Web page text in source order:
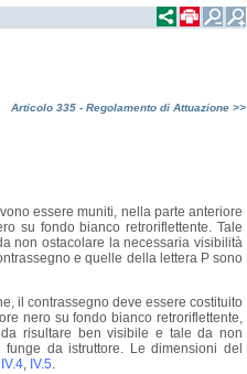
Articolo 335 - Regolamento di Attuazione >>
essere muniti, nella parte anteriore
su fondo bianco retroriflettente. Tale
non ostacolare la necessaria visibilità
e quelle della lettera P sono
il contrassegno deve essere costituito
nero su fondo bianco retroriflettente,
risultare ben visibile e tale da non
da istruttore. Le dimensioni del
, IV.5.